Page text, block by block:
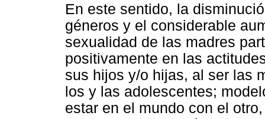
En este sentido, la
géneros y el considerable
sexualidad de las madres
positivamente en las
sus hijos y/o hijas, al ser las
los y las adolescentes;
estar en el mundo con el